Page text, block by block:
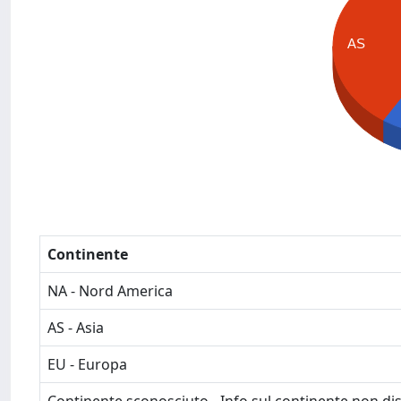
AS
Continente
NA - Nord America
AS - Asia
EU - Europa